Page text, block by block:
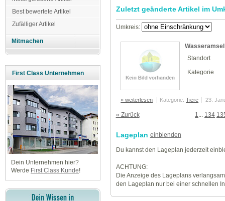
Best bewertete Artikel
Zufälliger Artikel
Mitmachen
First Class Unternehmen
Dein Unternehmen hier?
Werde First Class Kunde!
Zuletzt geänderte Artikel im
Umkreis:
Wasseramsel
Standort
Kategorie
» weiterlesen Kategorie:Tiere 23.
« Zurück 1... 134
Lageplan einblenden
Du kannst den Lageplan jederzeit
ACHTUNG:
Die Anzeige des Lageplans
den Lageplan nur bei einer schnellen